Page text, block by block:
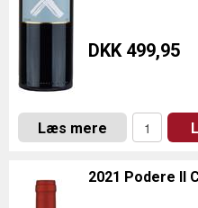
DKK 499,95
Læs mere
2021 Podere Il